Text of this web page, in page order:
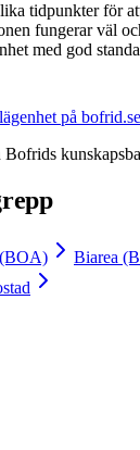
tidpunkter för
fungerar väl
med god
på bofrid.se
Bofrids
Biarea